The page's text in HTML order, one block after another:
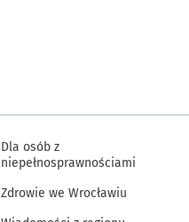
Dla osób z
niepełnosprawnościami
Zdrowie we Wrocławiu